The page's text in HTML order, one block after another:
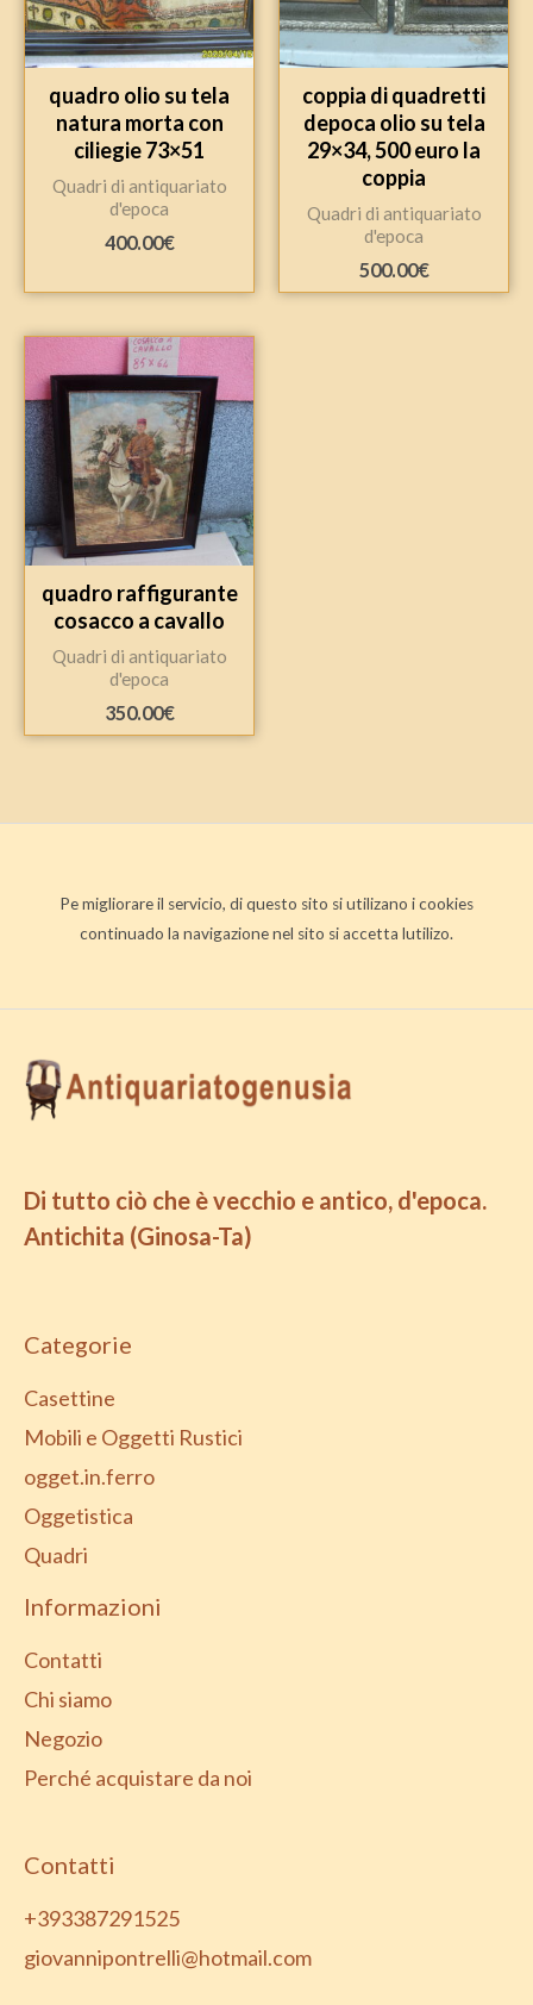
quadro olio su tela
natura morta con
ciliegie 73×51
Quadri di antiquariato
d'epoca
400.00€
coppia di quadretti
depoca olio su tela
29×34, 500 euro la
coppia
Quadri di antiquariato
d'epoca
500.00€
quadro raffigurante
cosacco a cavallo
Quadri di antiquariato
d'epoca
350.00€
Pe migliorare il servicio, di questo sito si utilizano i cookies
continuado la navigazione nel sito si accetta lutilizo.
Di tutto ciò che è vecchio e antico, d'epoca.
Antichita (Ginosa-Ta)
Categorie
Casettine
Mobili e Oggetti Rustici
ogget.in.ferro
Oggetistica
Quadri
Informazioni
Contatti
Chi siamo
Negozio
Perché acquistare da noi
Contatti
+393387291525
giovannipontrelli@hotmail.com